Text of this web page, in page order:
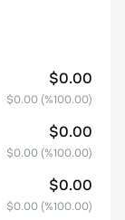
$0.00
$0.00 (%100.00)
$0.00
$0.00 (%100.00)
$0.00
$0.00 (%100.00)